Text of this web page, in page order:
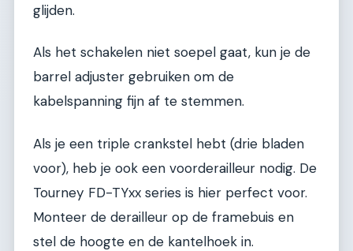
glijden.
Als het schakelen niet soepel gaat, kun je de
barrel adjuster gebruiken om de
kabelspanning fijn af te stemmen.
Als je een triple crankstel hebt (drie bladen
voor), heb je ook een voorderailleur nodig. De
Tourney FD-TYxx series is hier perfect voor.
Monteer de derailleur op de framebuis en
stel de hoogte en de kantelhoek in.